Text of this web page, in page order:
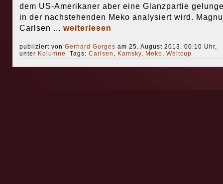
dem US-Amerikaner aber eine Glanzpartie
in der nachstehenden Meko analysiert wird.
Carlsen ... weiterlesen
publiziert von Gerhard Gorges am 25. August 2013, 00:10 Uhr,
unter Kolumne Tags: Carlsen , Kamsky, Meko, Weltcup